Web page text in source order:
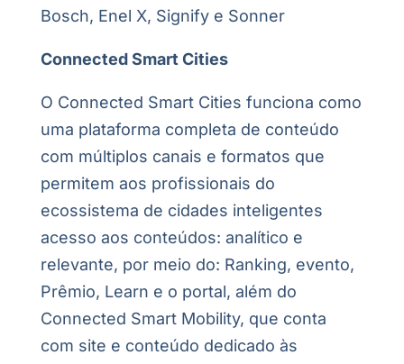
Bosch, Enel X, Signify e Sonner
Connected Smart Cities
O Connected Smart Cities funciona como
uma plataforma completa de conteúdo
com múltiplos canais e formatos que
permitem aos profissionais do
ecossistema de cidades inteligentes
acesso aos conteúdos: analítico e
relevante, por meio do: Ranking, evento,
Prêmio, Learn e o portal, além do
Connected Smart Mobility, que conta
com site e conteúdo dedicado às